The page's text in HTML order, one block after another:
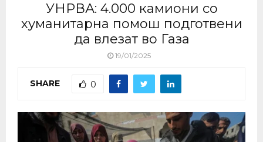
УНРВА: 4.000 камиони со
хуманитарна помош подготвени
да влезат во Газа
19/01/2025
SHARE 0